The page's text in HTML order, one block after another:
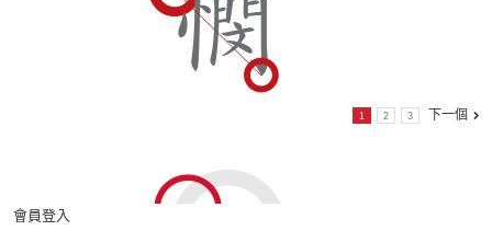
1 2 3 下一個
會員登入